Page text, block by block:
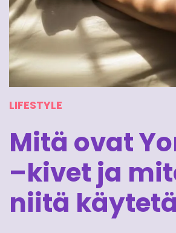
LIFESTYLE
Mitä ovat
–kivet ja
niitä